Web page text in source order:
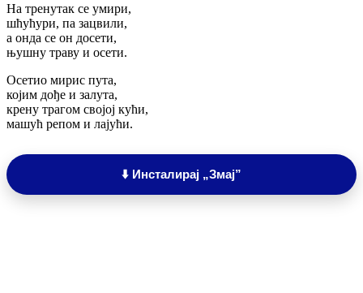
На тренутак се умири,
шћућури, па зацвили,
а онда се он досети,
њушну траву и осети.
Осетио мирис пута,
којим дође и залута,
крену трагом својој кући,
машућ репом и лајући.
⬇️ Инсталирај „Змај”